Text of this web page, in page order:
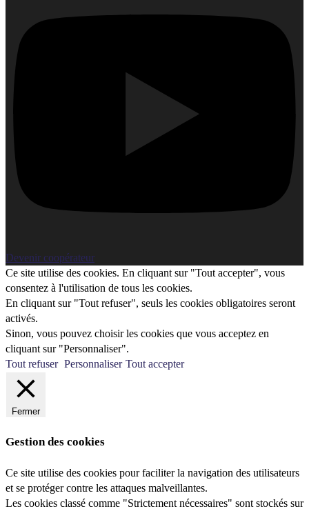
Devenir coopérateur
Ce site utilise des cookies. En cliquant sur "Tout accepter", vous
consentez à l'utilisation de tous les cookies.
En cliquant sur "Tout refuser", seuls les cookies obligatoires seront
activés.
Sinon, vous pouvez choisir les cookies que vous acceptez en
cliquant sur "Personnaliser".
Tout refuser Personnaliser Tout accepter
Fermer
Gestion des cookies
Ce site utilise des cookies pour faciliter la navigation des utilisateurs
et se protéger contre les attaques malveillantes.
Les cookies classé comme "Strictement nécessaires" sont stockés sur